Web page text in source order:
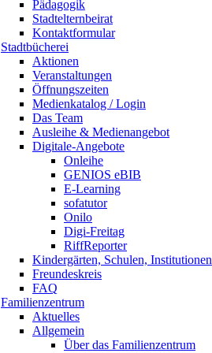
Pädagogik
Stadtelternbeirat
Kontaktformular
Stadtbücherei
Aktionen
Veranstaltungen
Öffnungszeiten
Medienkatalog / Login
Das Team
Ausleihe & Medienangebot
Digitale-Angebote
Onleihe
GENIOS eBIB
E-Learning
sofatutor
Onilo
Digi-Freitag
RiffReporter
Kindergärten, Schulen, Institutionen
Freundeskreis
FAQ
Familienzentrum
Aktuelles
Allgemein
Über das Familienzentrum